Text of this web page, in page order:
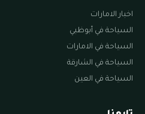
اخبار الامارات
السياحة في أبوظبي
السياحة في الامارات
السياحة في الشارقة
السياحة في العين